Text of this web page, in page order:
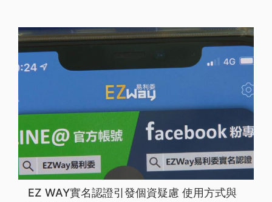
EZ WAY實名認證引發個資疑慮 使用方式與